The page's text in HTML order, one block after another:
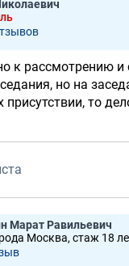
к рассмотрению
но на
присутствии, то
Марат Равильевич
Москва, стаж 18